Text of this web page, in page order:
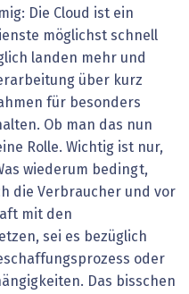
Die Cloud ist ein
möglichst schnell
landen mehr und
über kurz
für besonders
Ob man das nun
Rolle. Wichtig ist nur,
wiederum bedingt,
die Verbraucher und vor
mit den
sei es bezüglich
oder
Das bisschen